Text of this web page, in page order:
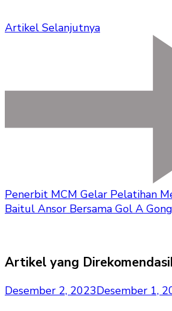
Artikel Selanjutnya
Penerbit MCM Gelar Pelatihan
Baitul Ansor Bersama Gol A
Artikel yang
Desember 2, 2023Desember 1,